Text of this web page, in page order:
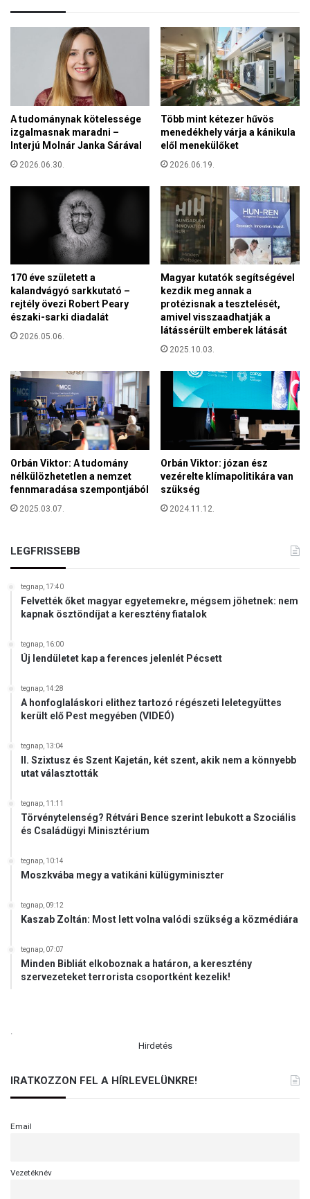
g
y
a
t
a
d
t
b
a
m
a
r
g
ó
j
a
A tudománynak kötelessége
izgalmasnak maradni –
Interjú Molnár Janka Sárával
2026.06.30.
Több mint kétezer hűvös
menedékhely várja a kánikula
elől menekülőket
2026.06.19.
170 éve született a
kalandvágyó sarkkutató –
rejtély övezi Robert Peary
északi-sarki diadalát
2026.05.06.
Magyar kutatók segítségével
kezdik meg annak a
protézisnak a tesztelését,
amivel visszaadhatják a
látássérült emberek látását
2025.10.03.
Orbán Viktor: A tudomány
nélkülözhetetlen a nemzet
fennmaradása szempontjából
2025.03.07.
Orbán Viktor: józan ész
vezérelte klímapolitikára van
szükség
2024.11.12.
LEGFRISSEBB
tegnap, 17:40
Felvették őket magyar egyetemekre, mégsem jöhetnek: nem
kapnak ösztöndíjat a keresztény fiatalok
tegnap, 16:00
Új lendületet kap a ferences jelenlét Pécsett
tegnap, 14:28
A honfoglaláskori elithez tartozó régészeti leletegyüttes
került elő Pest megyében (VIDEÓ)
tegnap, 13:04
II. Szixtusz és Szent Kajetán, két szent, akik nem a könnyebb
utat választották
tegnap, 11:11
Törvénytelenség? Rétvári Bence szerint lebukott a Szociális
és Családügyi Minisztérium
tegnap, 10:14
Moszkvába megy a vatikáni külügyminiszter
tegnap, 09:12
Kaszab Zoltán: Most lett volna valódi szükség a közmédiára
tegnap, 07:07
Minden Bibliát elkoboznak a határon, a keresztény
szervezeteket terrorista csoportként kezelik!
Hirdetés
IRATKOZZON FEL A HÍRLEVELÜNKRE!
Email
Vezetéknév